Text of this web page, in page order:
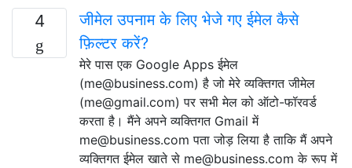
4
जीमेल उपनाम के लिए भेजे गए ईमेल कैसे
फ़िल्टर करें?
मेरे पास एक Google Apps ईमेल
(me@business.com) है जो मेरे व्यक्तिगत जीमेल
(me@gmail.com) पर सभी मेल को ऑटो-फॉरवर्ड
करता है। मैंने अपने व्यक्तिगत Gmail में
me@business.com पता जोड़ लिया है ताकि मैं अपने
व्यक्तिगत ईमेल खाते से me@business.com के रूप में